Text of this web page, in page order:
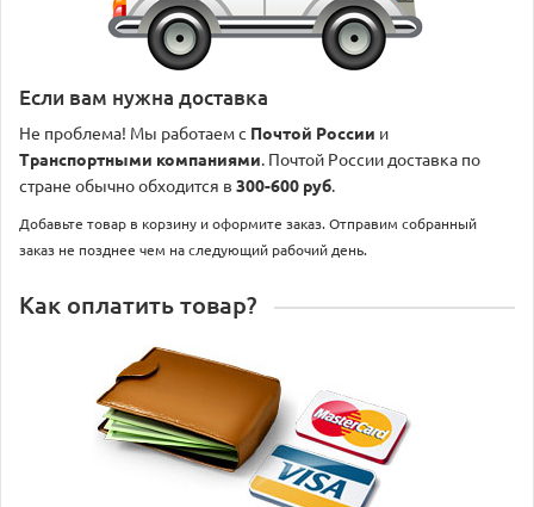
Если вам нужна доставка
Не проблема! Мы работаем с Почтой России и
Транспортными компаниями. Почтой России доставка по
стране обычно обходится в 300-600 руб.
Добавьте товар в корзину и оформите заказ. Отправим собранный
заказ не позднее чем на следующий рабочий день.
Как оплатить товар?